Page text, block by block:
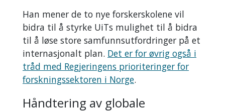
Han mener de to nye forskerskolene vil
bidra til å styrke UiTs mulighet til å bidra
til å løse store samfunnsutfordringer på et
internasjonalt plan. Det er for øvrig også i
tråd med Regjeringens prioriteringer for
forskningssektoren i Norge.
Håndtering av globale